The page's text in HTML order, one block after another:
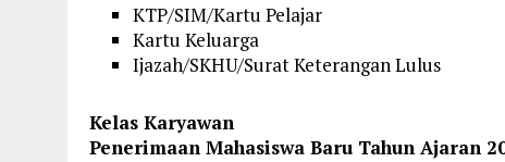
KTP/SIM/Kartu Pelajar
Kartu Keluarga
Ijazah/SKHU/Surat Keterangan Lulus
Kelas Karyawan
Penerimaan Mahasiswa Baru Tahun Ajaran